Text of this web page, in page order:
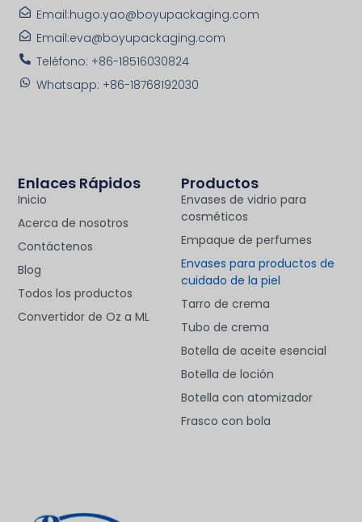
Productos
Envases de vidrio para
cosméticos
Empaque de perfumes
Envases para productos de
cuidado de la piel
Tarro de crema
Tubo de crema
Botella de aceite esencial
Botella de loción
Botella con atomizador
Frasco con bola
Enlaces Rápidos
Inicio
Acerca de nosotros
Contáctenos
Blog
Todos los productos
Convertidor de Oz a ML
Email:hugo.yao@boyupackaging.com
Email:eva@boyupackaging.com
Teléfono: +86-18516030824
Whatsapp: +86-18768192030